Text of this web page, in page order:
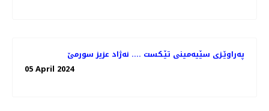
په‌راوێـزی سێیه‌مینی تێـكست .... نه‌ژاد عزیز سورمێ
05 April 2024